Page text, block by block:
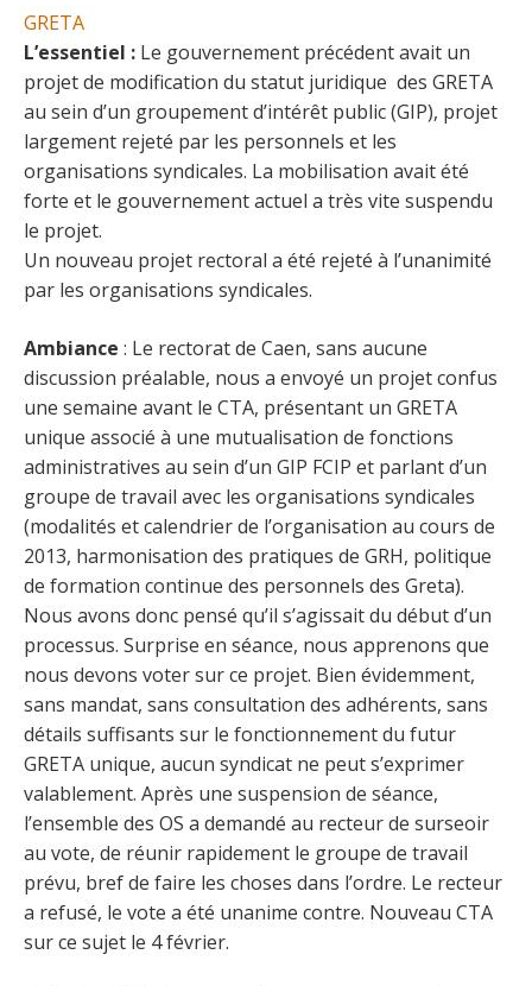
GRETA
L’essentiel : Le gouvernement précédent avait un
projet de modification du statut juridique des GRETA
au sein d’un groupement d’intérêt public (GIP), projet
largement rejeté par les personnels et les
organisations syndicales. La mobilisation avait été
forte et le gouvernement actuel a très vite suspendu
le projet.
Un nouveau projet rectoral a été rejeté à l’unanimité
par les organisations syndicales.
Ambiance : Le rectorat de Caen, sans aucune
discussion préalable, nous a envoyé un projet confus
une semaine avant le CTA, présentant un GRETA
unique associé à une mutualisation de fonctions
administratives au sein d’un GIP FCIP et parlant d’un
groupe de travail avec les organisations syndicales
(modalités et calendrier de l’organisation au cours de
2013, harmonisation des pratiques de GRH, politique
de formation continue des personnels des Greta).
Nous avons donc pensé qu’il s’agissait du début d’un
processus. Surprise en séance, nous apprenons que
nous devons voter sur ce projet. Bien évidemment,
sans mandat, sans consultation des adhérents, sans
détails suffisants sur le fonctionnement du futur
GRETA unique, aucun syndicat ne peut s’exprimer
valablement. Après une suspension de séance,
l’ensemble des OS a demandé au recteur de surseoir
au vote, de réunir rapidement le groupe de travail
prévu, bref de faire les choses dans l’ordre. Le recteur
a refusé, le vote a été unanime contre. Nouveau CTA
sur ce sujet le 4 février.